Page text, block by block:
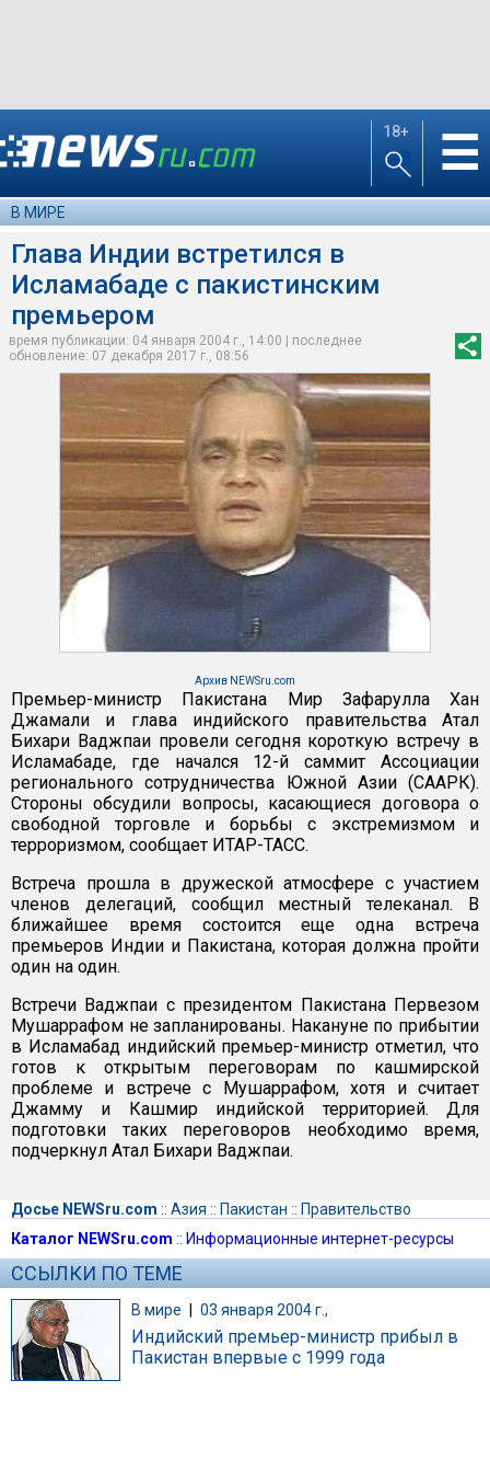
18+ ☰
В МИРЕ
Глава Индии встретился в
Исламабаде с пакистинским
премьером
время публикации: 04 января 2004 г., 14:00 | последнее
обновление: 07 декабря 2017 г., 08:56
Архив NEWSru.com
Премьер-министр Пакистана Мир Зафарулла Хан
Джамали и глава индийского правительства Атал
Бихари Ваджпаи провели сегодня короткую встречу в
Исламабаде, где начался 12-й саммит Ассоциации
регионального сотрудничества Южной Азии (СААРК).
Стороны обсудили вопросы, касающиеся договора о
свободной торговле и борьбы с экстремизмом и
терроризмом, сообщает ИТАР-ТАСС.
Встреча прошла в дружеской атмосфере с участием
членов делегаций, сообщил местный телеканал. В
ближайшее время состоится еще одна встреча
премьеров Индии и Пакистана, которая должна пройти
один на один.
Встречи Ваджпаи с президентом Пакистана Первезом
Мушаррафом не запланированы. Накануне по прибытии
в Исламабад индийский премьер-министр отметил, что
готов к открытым переговорам по кашмирской
проблеме и встрече с Мушаррафом, хотя и считает
Джамму и Кашмир индийской территорией. Для
подготовки таких переговоров необходимо время,
подчеркнул Атал Бихари Ваджпаи.
Досье NEWSru.com :: Азия :: Пакистан :: Правительство
Каталог NEWSru.com :: Информационные интернет-ресурсы
ССЫЛКИ ПО ТЕМЕ
В мире | 03 января 2004 г.,
Индийский премьер-министр прибыл в
Пакистан впервые с 1999 года